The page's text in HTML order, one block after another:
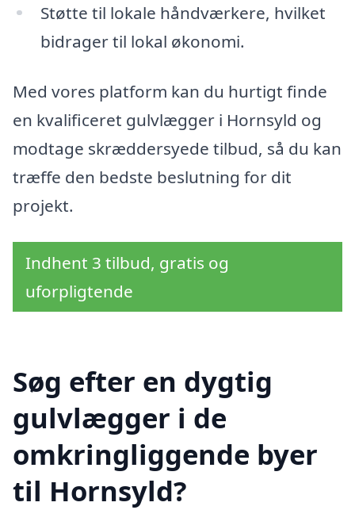
Støtte til lokale håndværkere, hvilket
bidrager til lokal økonomi.
Med vores platform kan du hurtigt finde
en kvalificeret gulvlægger i Hornsyld og
modtage skræddersyede tilbud, så du kan
træffe den bedste beslutning for dit
projekt.
Indhent 3 tilbud, gratis og
uforpligtende
Søg efter en dygtig
gulvlægger i de
omkringliggende byer
til Hornsyld?